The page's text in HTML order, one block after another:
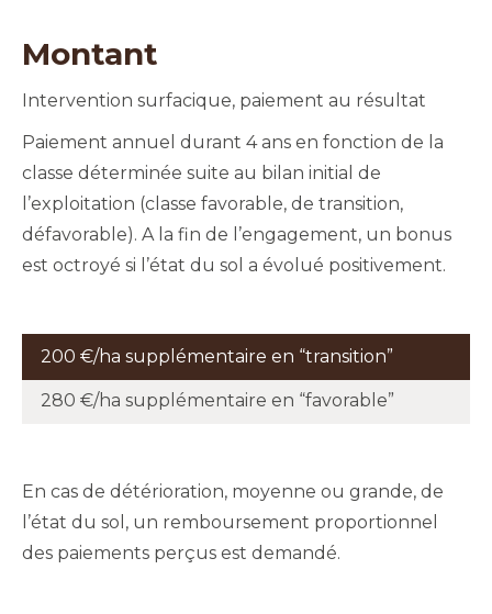
Montant
Intervention surfacique, paiement au résultat
Paiement annuel durant 4 ans en fonction de la
classe déterminée suite au bilan initial de
l’exploitation (classe favorable, de transition,
défavorable). A la fin de l’engagement, un bonus
est octroyé si l’état du sol a évolué positivement.
200 €/ha supplémentaire en “transition”
280 €/ha supplémentaire en “favorable”
En cas de détérioration, moyenne ou grande, de
l’état du sol, un remboursement proportionnel
des paiements perçus est demandé.